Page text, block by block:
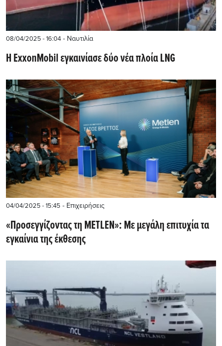
08/04/2025 - 16:04 - Ναυτιλία
Η ExxonMobil εγκαινίασε δύο νέα πλοία LNG
04/04/2025 - 15:45 - Επιχειρήσεις
«Προσεγγίζοντας τη METLEN»: Με μεγάλη επιτυχία τα
εγκαίνια της έκθεσης